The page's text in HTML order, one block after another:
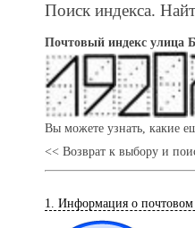
Поиск индекса.
Почтовый индекс улица
Вы можете узнать, какие
<< Возврат к выбору и
1. Информация о почтовом